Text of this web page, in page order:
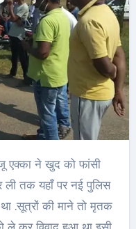
ली तक यहाँ पर नई पुलिस
.सूत्रों की माने तो मृतक